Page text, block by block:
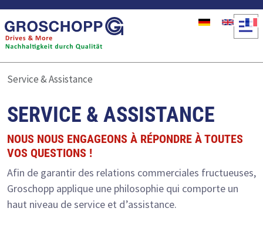
Aller au contenu principal
Service & Assistance
SERVICE & ASSISTANCE
Untertitel
NOUS NOUS ENGAGEONS À RÉPONDRE À TOUTES
VOS QUESTIONS !
Afin de garantir des relations commerciales fructueuses,
Groschopp applique une philosophie qui comporte un
haut niveau de service et d’assistance.